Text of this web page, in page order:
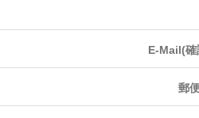
E-Mail(確
郵